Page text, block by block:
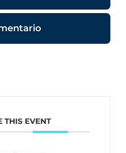
THIS EVENT